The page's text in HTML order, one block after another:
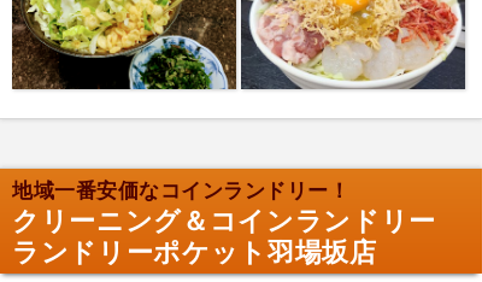
地域一番安価なコインランドリー！
クリーニング＆コインランドリー
ランドリーポケット羽場坂店